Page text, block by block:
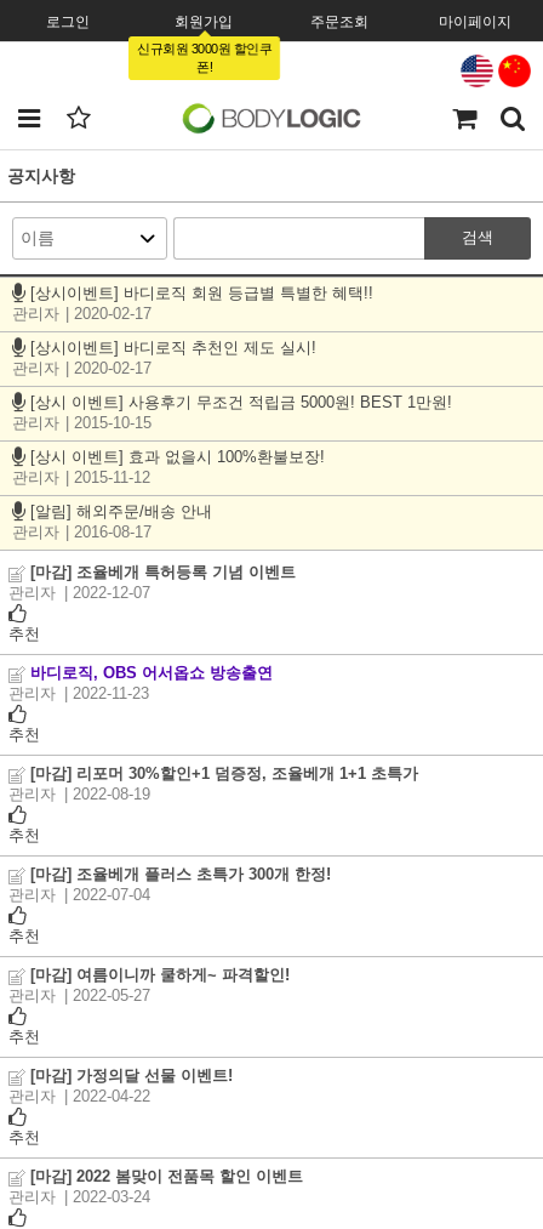
로그인 회원가입
신규회원 3000원 할인쿠
폰!
주문조회 마이페이지
공지사항
검색
[상시이벤트] 바디로직 회원 등급별 특별한 혜택!!
관리자
| 2020-02-17
[상시이벤트] 바디로직 추천인 제도 실시!
관리자
| 2020-02-17
[상시 이벤트] 사용후기 무조건 적립금 5000원! BEST 1만원!
관리자
| 2015-10-15
[상시 이벤트] 효과 없을시 100%환불보장!
관리자
| 2015-11-12
[알림] 해외주문/배송 안내
관리자
| 2016-08-17
[마감] 조율베개 특허등록 기념 이벤트
관리자
| 2022-12-07
추천
바디로직, OBS 어서옵쇼 방송출연
관리자
| 2022-11-23
추천
[마감] 리포머 30%할인+1 덤증정, 조율베개 1+1 초특가
관리자
| 2022-08-19
추천
[마감] 조율베개 플러스 초특가 300개 한정!
관리자
| 2022-07-04
추천
[마감] 여름이니까 쿨하게~ 파격할인!
관리자
| 2022-05-27
추천
[마감] 가정의달 선물 이벤트!
관리자
| 2022-04-22
추천
[마감] 2022 봄맞이 전품목 할인 이벤트
관리자
| 2022-03-24